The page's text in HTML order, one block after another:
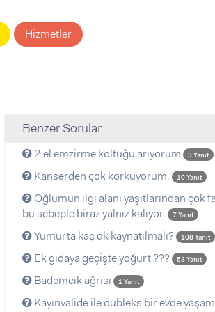
Hizmetler
Benzer Sorular
2.el emzirme koltuğu arıyorum 3 Yanıt
Kanserden çok korkuyorum. 10 Yanıt
Oğlumun ilgi alanı yaşıtlarından çok
bu sebeple biraz yalnız kalıyor.
7 Yanıt
Yumurta kaç dk kaynatılmalı? 108 Yanıt
Ek gıdaya geçişte yoğurt ??? 53 Yanıt
Bademcik ağrısı 1 Yanıt
Kayınvalide ile dubleks bir evde